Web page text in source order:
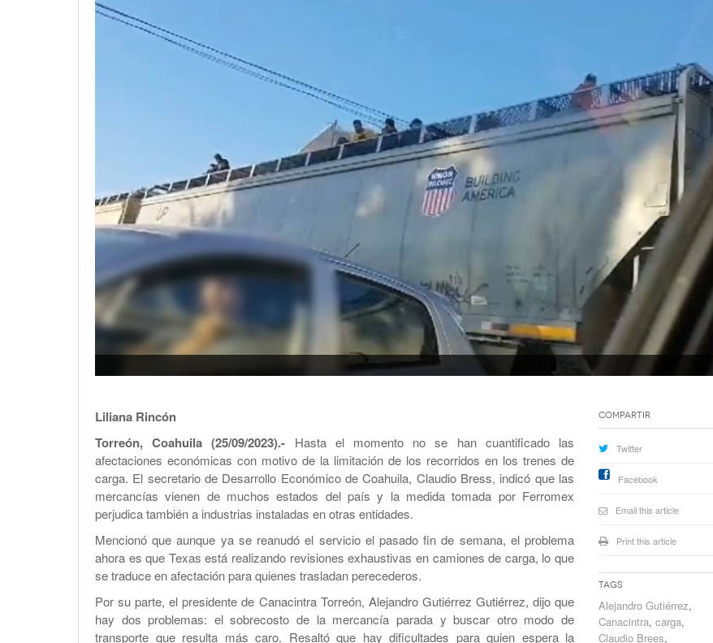
Liliana Rincón
Torreón, Coahuila (25/09/2023).- Hasta el momento no se han cuantificado las
afectaciones económicas con motivo de la limitación de los recorridos en los trenes de
carga. El secretario de Desarrollo Económico de Coahuila, Claudio Bress, indicó que las
mercancías vienen de muchos estados del país y la medida tomada por Ferromex
perjudica también a industrias instaladas en otras entidades.
Mencionó que aunque ya se reanudó el servicio el pasado fin de semana, el problema
ahora es que Texas está realizando revisiones exhaustivas en camiones de carga, lo que
se traduce en afectación para quienes trasladan perecederos.
Por su parte, el presidente de Canacintra Torreón, Alejandro Gutiérrez Gutiérrez, dijo que
hay dos problemas: el sobrecosto de la mercancía parada y buscar otro modo de
transporte que resulta más caro. Resaltó que hay dificultades para quien espera la
Compartir
Twitter
Facebook
Email this article
Print this article
Tags
Alejandro Gutiérrez,
Canacintra, carga,
Claudio Brees,